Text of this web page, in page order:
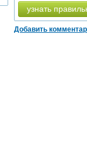
узнать
Добавить